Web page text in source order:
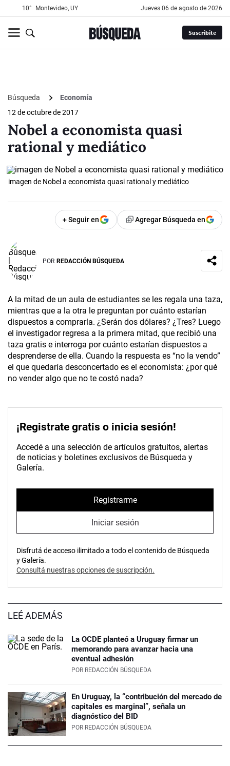
10° Montevideo, UY jueves 06 de agosto de 2026
Suscribite
Búsqueda
Economía
12 de octubre de 2017
Nobel a economista quasi
rational y mediático
imagen de Nobel a economista quasi rational y mediático
+ Seguir en Agregar Búsqueda en
POR REDACCIÓN BÚSQUEDA
A la mitad de un aula de estudiantes se les regala una taza,
mientras que a la otra le preguntan por cuánto estarían
dispuestos a comprarla. ¿Serán dos dólares? ¿Tres? Luego
el investigador regresa a la primera mitad, que recibió una
taza gratis e interroga por cuánto estarían dispuestos a
desprenderse de ella. Cuando la respuesta es “no la vendo”
el que quedaría desconcertado es el economista: ¿por qué
no vender algo que no te costó nada?
¡Registrate gratis o inicia sesión!
Accedé a una selección de artículos gratuitos, alertas
de noticias y boletines exclusivos de Búsqueda y
Galería.
Registrarme
Iniciar sesión
Disfrutá de acceso ilimitado a todo el contenido de Búsqueda
y Galería.
Consultá nuestras opciones de suscripción.
LEÉ ADEMÁS
La OCDE planteó a Uruguay firmar un
memorando para avanzar hacia una
eventual adhesión
POR REDACCIÓN BÚSQUEDA
En Uruguay, la “contribución del mercado de
capitales es marginal”, señala un
diagnóstico del BID
POR REDACCIÓN BÚSQUEDA